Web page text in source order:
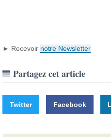
► Recevoir notre Newsletter
Partagez cet article
Twitter Facebook